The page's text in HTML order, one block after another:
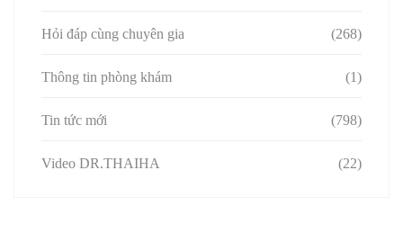
Hỏi đáp cùng chuyên gia (268)
Thông tin phòng khám (1)
Tin tức mới (798)
Video DR.THAIHA (22)